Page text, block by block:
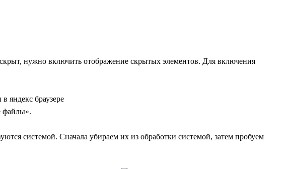
нужно включить отображение скрытых элементов. Для включения
файлы».
системой. Сначала убираем их из обработки системой, затем пробуем